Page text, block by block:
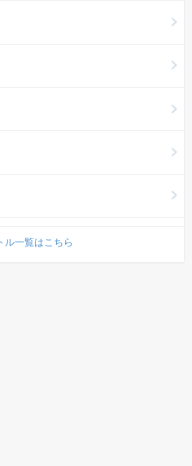
一覧はこちら